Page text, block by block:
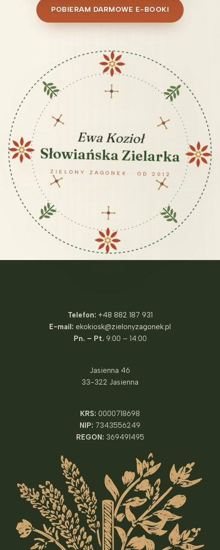
POBIERAM DARMOWE E-BOOKI
Ewa Kozioł
Słowiańska Zielarka
ZIELONY ZAGONEK · OD 2012
Telefon: +48 882 187 931
E-mail: ekokiosk@zielonyzagonek.pl
Pn. – Pt. 9:00 – 14:00
Jasienna 46
33-322 Jasienna
KRS: 0000718698
NIP: 7343556249
REGON: 369491495